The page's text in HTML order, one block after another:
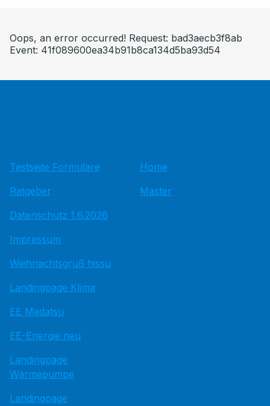
Oops, an error occurred! Request: bad3aecb3f8ab
Event: 41f089600ea34b91b8ca134d5ba93d54
Testseite Formulare
Ratgeber
Datenschutz 1.6.2026
Impressum
Weihnachtsgruß hissu
Landingpage Klima
EE Medatsu
EE-Energie neu
Landingpage
Wärmepumpe
Landingpage
Home
Master